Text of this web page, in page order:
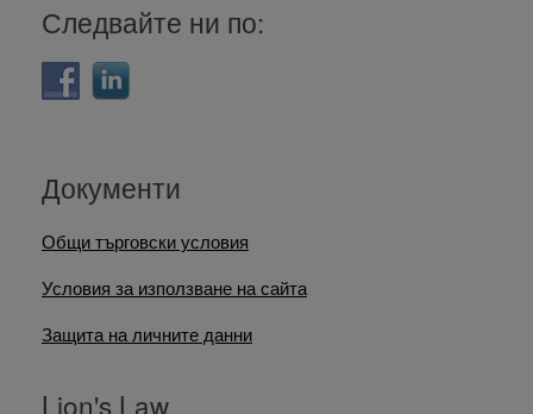
Следвайте ни по:
Документи
Общи търговски условия
Условия за използване на сайта
Защита на личните данни
Lion's Law